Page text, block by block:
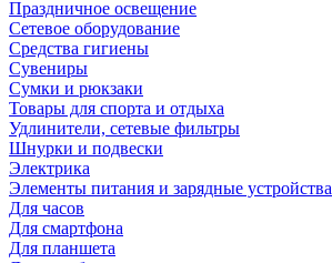
Праздничное освещение
Сетевое оборудование
Средства гигиены
Сувениры
Сумки и рюкзаки
Товары для спорта и отдыха
Удлинители, сетевые фильтры
Шнурки и подвески
Электрика
Элементы питания и зарядные устройства
Для часов
Для смартфона
Для планшета